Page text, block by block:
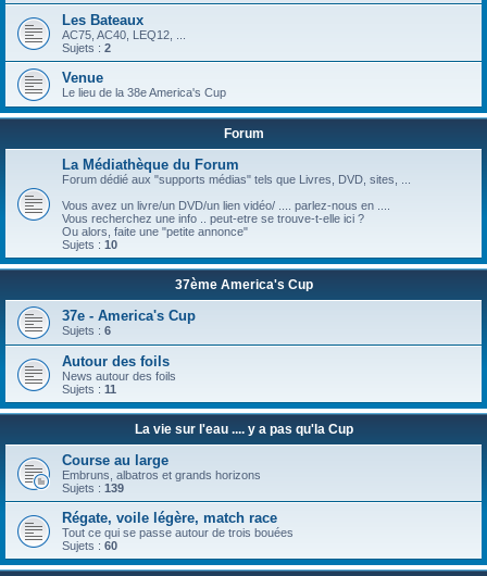
Les Bateaux
AC75, AC40, LEQ12, ...
Sujets : 2
Venue
Le lieu de la 38e America's Cup
Forum
La Médiathèque du Forum
Forum dédié aux "supports médias" tels que Livres, DVD, sites, ...
Vous avez un livre/un DVD/un lien vidéo/ .... parlez-nous en ....
Vous recherchez une info .. peut-etre se trouve-t-elle ici ?
Ou alors, faite une "petite annonce"
Sujets : 10
37ème America's Cup
37e - America's Cup
Sujets : 6
Autour des foils
News autour des foils
Sujets : 11
La vie sur l'eau .... y a pas qu'la Cup
Course au large
Embruns, albatros et grands horizons
Sujets : 139
Régate, voile légère, match race
Tout ce qui se passe autour de trois bouées
Sujets : 60